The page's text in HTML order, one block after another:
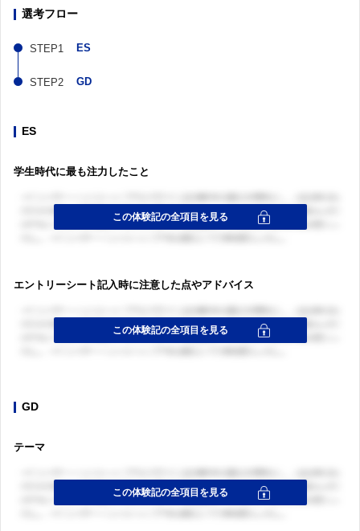
選考フロー
ES
GD
ES
学生時代に最も注力したこと
エントリーシート記入時に注意した点やアドバイス
GD
テーマ